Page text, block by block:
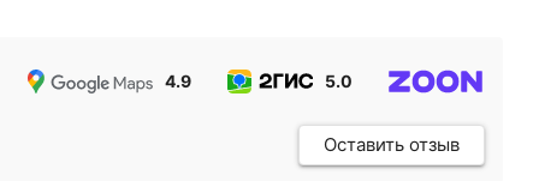
4.9 5.0
Оставить отзыв